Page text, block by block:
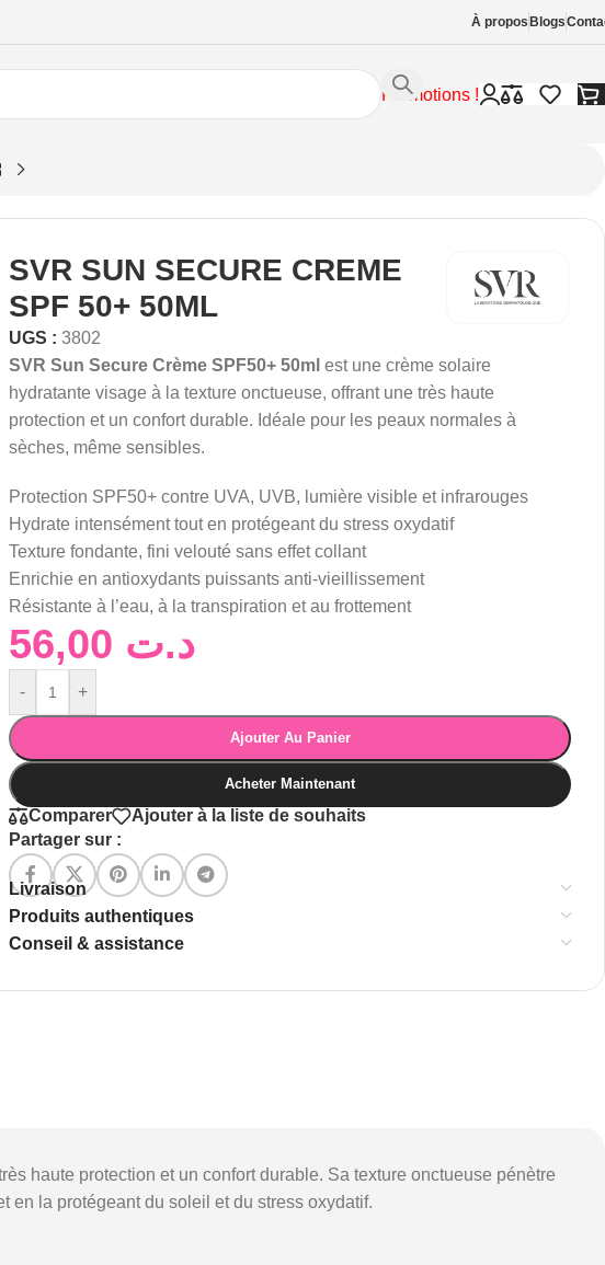
À propos Blogs
Promotions !
SVR SUN SECURE CREME
SPF 50+ 50ML
UGS :3802
SVR Sun Secure Crème SPF50+ 50ml est une crème solaire
hydratante visage à la texture onctueuse, offrant une très haute
protection et un confort durable. Idéale pour les peaux normales à
sèches, même sensibles.
Protection SPF50+ contre UVA, UVB, lumière visible et infrarouges
Hydrate intensément tout en protégeant du stress oxydatif
Texture fondante, fini velouté sans effet collant
Enrichie en antioxydants puissants anti-vieillissement
Résistante à l’eau, à la transpiration et au frottement
د.ت
- +
Ajouter Au Panier
Acheter Maintenant
Comparer
Ajouter à la liste de souhaits
Partager sur :
Livraison
Produits authentiques
Conseil & assistance
haute protection et un confort durable. Sa texture onctueuse pénètre
en la protégeant du soleil et du stress oxydatif.